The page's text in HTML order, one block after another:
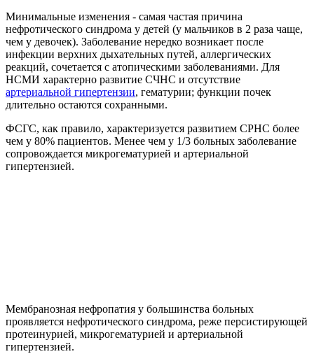
Минимальные изменения - самая частая причина
нефротического синдрома у детей (у мальчиков в 2 раза чаще,
чем у девочек). Заболевание нередко возникает после
инфекции верхних дыхательных путей, аллергических
реакций, сочетается с атопическими заболеваниями. Для
НСМИ характерно развитие СЧНС и отсутствие
артериальной гипертензии, гематурии; функции почек
длительно остаются сохранными.
ФСГС, как правило, характеризуется развитием СРНС более
чем у 80% пациентов. Менее чем у 1/3 больных заболевание
сопровождается микрогематурией и артериальной
гипертензией.
Мембранозная нефропатия у большинства больных
проявляется нефротического синдрома, реже персистирующей
протеинурией, микрогематурией и артериальной
гипертензией.